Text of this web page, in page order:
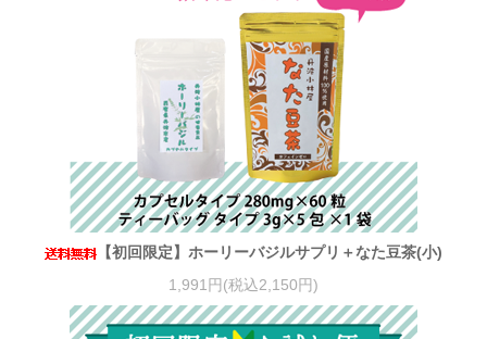
【初回限定】ホーリーバジルサプリ＋なた豆茶(小)
1,991円(税込2,150円)